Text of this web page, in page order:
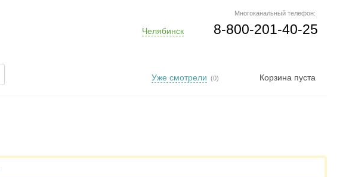
Многоканальный телефон:
8-800-201-40-25
Челябинск
Корзина пуста
Уже смотрели (0)